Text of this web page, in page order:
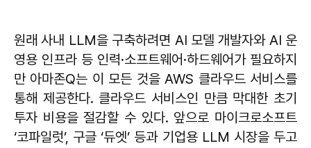
원래 사내 LLM을 구축하려면 AI 모델 개발자와 AI 운
영용 인프라 등 인력·소프트웨어·하드웨어가 필요하지
만 아마존Q는 이 모든 것을 AWS 클라우드 서비스를
통해 제공한다. 클라우드 서비스인 만큼 막대한 초기
투자 비용을 절감할 수 있다. 앞으로 마이크로소프트
‘코파일럿’, 구글 ‘듀엣’ 등과 기업용 LLM 시장을 두고